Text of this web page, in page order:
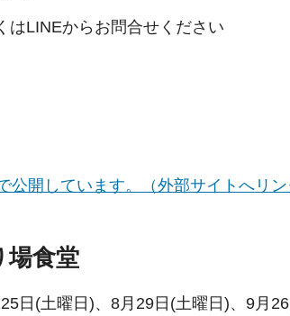
はLINEからお問合せください
開しています。（外部サイトへリン
場食堂
日(土曜日)、8月29日(土曜日)、9月